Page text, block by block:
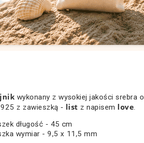
wykonany z wysokiej jakości srebra o
z zawieszką - list z napisem love.
długość - 45 cm
wymiar - 9,5 x 11,5 mm